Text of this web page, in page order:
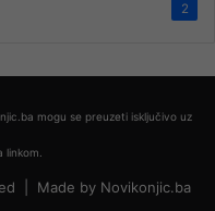
2
mogu se preuzeti isključivo uz
linkom.
| Made by Novikonjic.ba